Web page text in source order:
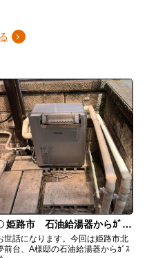
姫路市 石油給湯器からｶﾞｽ給湯器へ取替
世話になります。今回は姫路市北
前台、A様邸の石油給湯器からｶﾞｽ